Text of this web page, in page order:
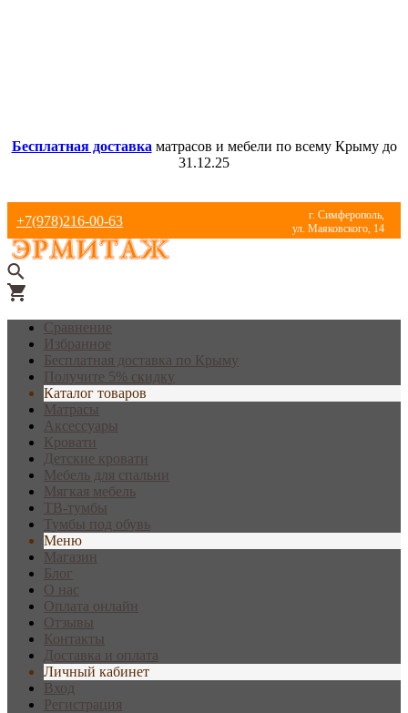
Бесплатная доставка матрасов и мебели по всему Крыму до
31.12.25
+7(978)216-00-63
г. Симферополь,
ул. Маяковского, 14
Сравнение
Избранное
Бесплатная доставка по Крыму
Получите 5% скидку
Каталог товаров
Матрасы
Аксессуары
Кровати
Детские кровати
Мебель для спальни
Мягкая мебель
ТВ-тумбы
Тумбы под обувь
Меню
Магазин
Блог
О нас
Оплата онлайн
Отзывы
Контакты
Доставка и оплата
Личный кабинет
Вход
Регистрация